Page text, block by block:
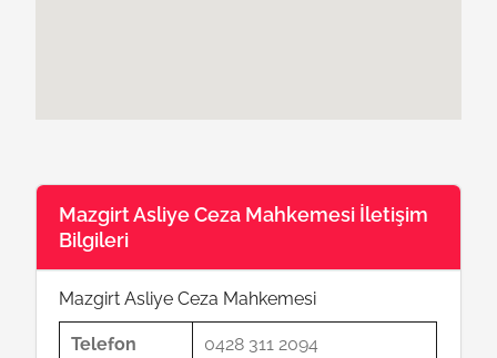
Mazgirt Asliye Ceza Mahkemesi İletişim
Bilgileri
Mazgirt Asliye Ceza Mahkemesi
Telefon 0428 311 2094